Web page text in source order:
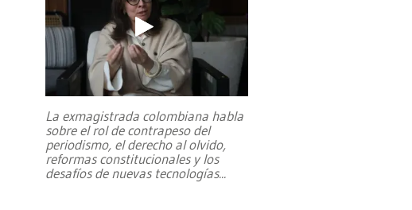
La exmagistrada colombiana habla
sobre el rol de contrapeso del
periodismo, el derecho al olvido,
reformas constitucionales y los
desafíos de nuevas tecnologías...